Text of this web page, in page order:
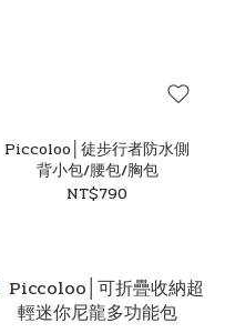
Piccoloo│徒步行者防水側
背小包/腰包/胸包
NT$790